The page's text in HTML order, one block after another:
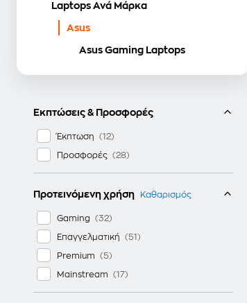
Laptops Ανά Μάρκα
Asus
Asus Gaming Laptops
Εκπτώσεις & Προσφορές
Έκπτωση
Προσφορές
Προτεινόμενη χρήση Καθαρισμός
Gaming
Επαγγελματική
Premium
Mainstream